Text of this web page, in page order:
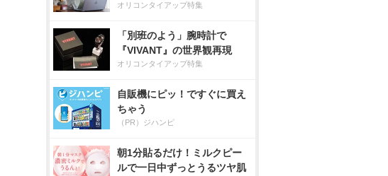
オリコンタイアップ特集
「別班のよう」腕時計で
『VIVANT』の世界観再現
オリコンタイアップ特集
自販機にピッ！ですぐに買え
ちゃう
（PR）ジハンピ
朝1分貼るだけ！ミルクピー
ルで一日中ずっとうるツヤ肌